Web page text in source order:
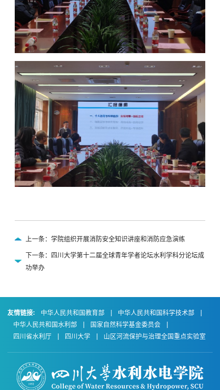
上一条：学院组织开展消防安全知识讲座和消防应急演练
下一条：四川大学第十二届全球青年学者论坛水利学科分论坛成
功举办
友情链接: 中华人民共和国教育部 中华人民共和国科学技术部
中华人民共和国水利部
国家自然科学基金委员会
四川省水利厅
四川大学 山区河流保护与治理全国重点实验室